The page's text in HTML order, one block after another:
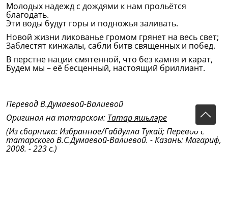
Молодых надежд с дождями к нам прольётся
благодать.
Эти воды будут горы и подножья заливать.
Новой жизни ликованье громом грянет на весь свет;
Заблестят кинжалы, сабли битв священных и побед.
В перстне нации смятенной, что без камня и карат,
Будем мы – её бесценный, настоящий бриллиант.
Перевод В.Думаевой-Валиевой
Оригинал на татарском: Татар яшьләре
(Из сборника: Избранное/Габдулла Тукай; Перевод с
татарского В.С.Думаевой-Валиевой. - Казань: Магариф,
2008. - 223 с.)